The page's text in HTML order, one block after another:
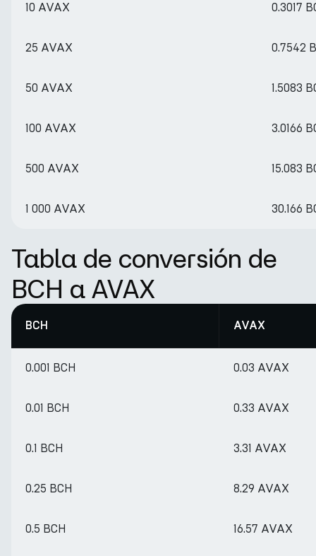
10 AVAX 0.3017
25 AVAX 0.7542
50 AVAX 1.5083
100 AVAX 3.0166
500 AVAX 15.083
1 000 AVAX 30.166
Tabla de conversión de
BCH a AVAX
BCH AVAX
0.001 BCH 0.03 AVAX
0.01 BCH 0.33 AVAX
0.1 BCH 3.31 AVAX
0.25 BCH 8.29 AVAX
0.5 BCH 16.57 AVAX